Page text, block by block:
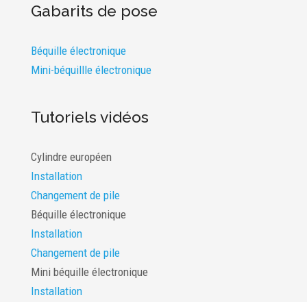
Gabarits de pose
Béquille électronique
Mini-béquillle électronique
Tutoriels vidéos
Cylindre européen
Installation
Changement de pile
Béquille électronique
Installation
Changement de pile
Mini béquille électronique
Installation